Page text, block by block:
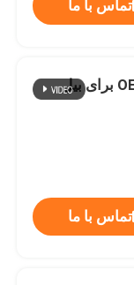
تماس با ما
موتور جدید OEM D6E برای بیل
تماس با ما